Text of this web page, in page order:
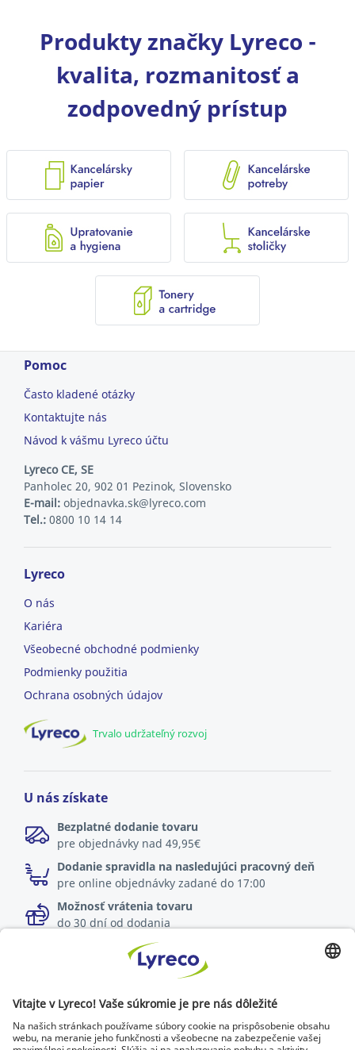
Produkty značky Lyreco -
kvalita, rozmanitosť a
zodpovedný prístup
Pomoc
Často kladené otázky
Kontaktujte nás
Návod k vášmu Lyreco účtu
Lyreco CE, SE
Panholec 20, 902 01 Pezinok, Slovensko
E-mail: objednavka.sk@lyreco.com
Tel.: 0800 10 14 14
Lyreco
O nás
Kariéra
Všeobecné obchodné podmienky
Podmienky použitia
Ochrana osobných údajov
Trvalo udržateľný rozvoj
U nás získate
Bezplatné dodanie tovaru
pre objednávky nad 49,95€
Dodanie spravidla na nasledujúci pracovný deň
pre online objednávky zadané do 17:00
Možnosť vrátenia tovaru
do 30 dní od dodania
Špecialista na každé pracovisko
Najnovšie správy a rady od odborníkov
Objavte Lyreco riešenia pre ekologickejšie pracoviská